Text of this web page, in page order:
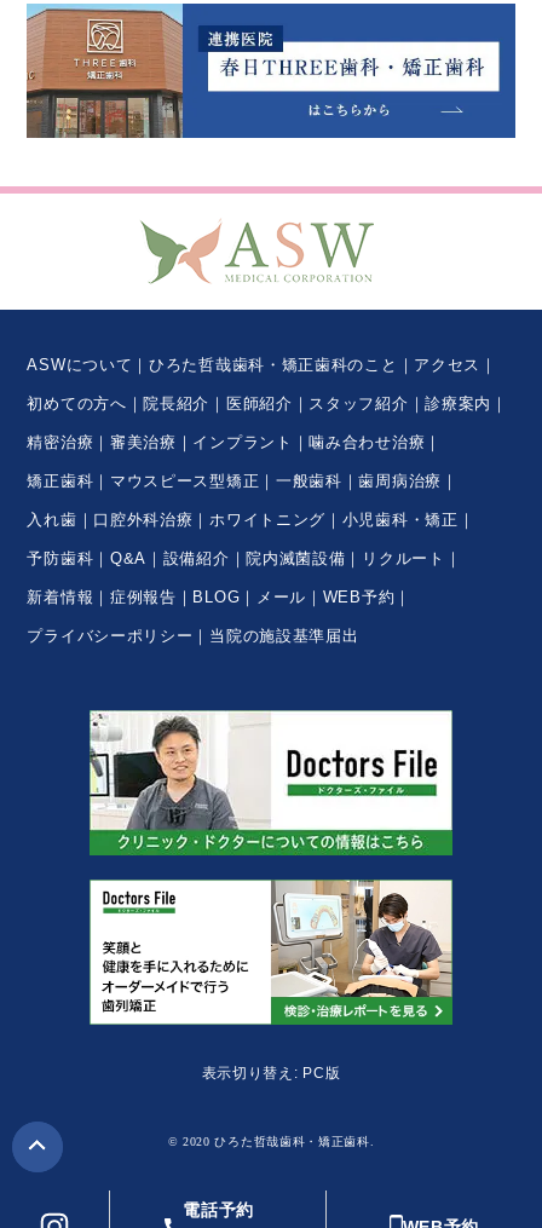
電話予約
ASWについて ひろた哲哉歯科・矯正歯科のこと アクセス
初めての方へ 院長紹介 医師紹介 スタッフ紹介 診療案内
精密治療 審美治療 インプラント 噛み合わせ治療
矯正歯科 マウスピース型矯正 一般歯科 歯周病治療
入れ歯 口腔外科治療 ホワイトニング 小児歯科・矯正
予防歯科 Q&A 設備紹介 院内滅菌設備 リクルート
新着情報 症例報告 BLOG メール WEB予約
プライバシーポリシー 当院の施設基準届出
表示切り替え: PC版
© 2020 ひろた哲哉歯科・矯正歯科.